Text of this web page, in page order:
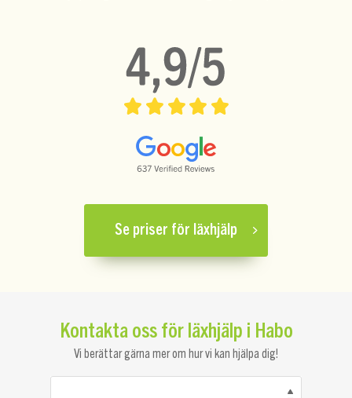
Se priser för läxhjälp
Kontakta oss för läxhjälp i Habo
Vi berättar gärna mer om hur vi kan hjälpa dig!